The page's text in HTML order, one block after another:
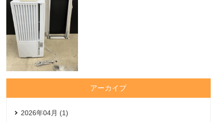
アーカイブ
2026年04月 (1)